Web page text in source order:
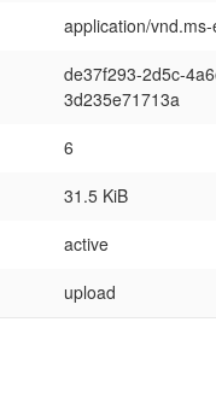
application/vnd.ms-
de37f293-2d5c-
3d235e71713a
6
31.5 KiB
active
upload